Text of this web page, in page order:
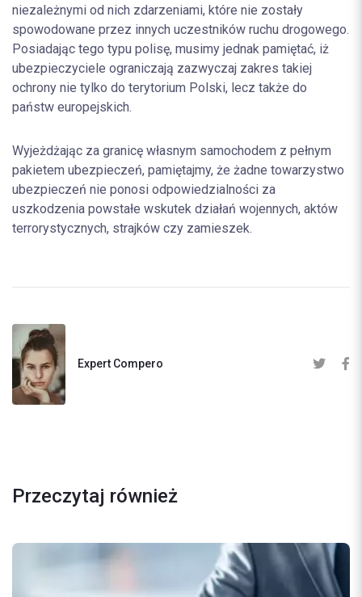
niezależnymi od nich zdarzeniami, które nie zostały
spowodowane przez innych uczestników ruchu drogowego.
Posiadając tego typu polisę, musimy jednak pamiętać, iż
ubezpieczyciele ograniczają zazwyczaj zakres takiej
ochrony nie tylko do terytorium Polski, lecz także do
państw europejskich.
Wyjeżdżając za granicę własnym samochodem z pełnym
pakietem ubezpieczeń, pamiętajmy, że żadne towarzystwo
ubezpieczeń nie ponosi odpowiedzialności za
uszkodzenia powstałe wskutek działań wojennych, aktów
terrorystycznych, strajków czy zamieszek.
Expert Compero
Przeczytaj również